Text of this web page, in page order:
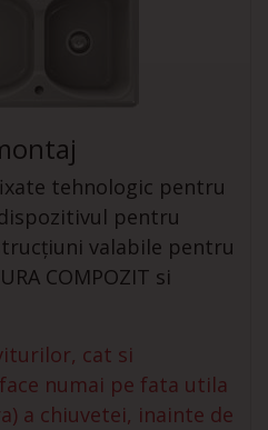
tehnologic pentru
pentru
valabile pentru
COMPOZIT si
cat si
numai pe fata utila
a chiuvetei, inainte de